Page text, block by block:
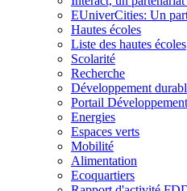
EUniverCities: Un
Hautes écoles
Liste des hautes écoles
Scolarité
Recherche
Développement
Portail
Energies
Espaces verts
Mobilité
Alimentation
Ecoquartiers